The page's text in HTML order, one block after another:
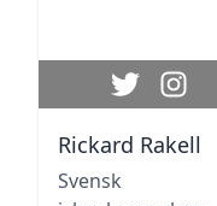
Rickard Rakell
Svensk